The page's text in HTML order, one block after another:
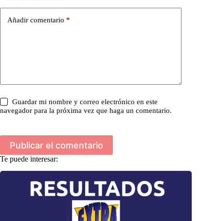
Añadir comentario *
Guardar mi nombre y correo electrónico en este
navegador para la próxima vez que haga un comentario.
Publicar el comentario
Te puede interesar: